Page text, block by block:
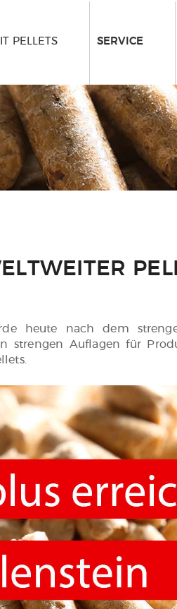
PELLETS SERVICE
heute nach dem
strengen Auflagen für